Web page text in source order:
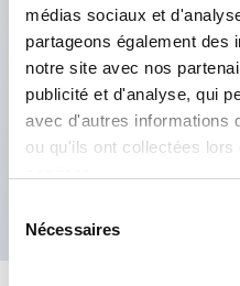
médias sociaux et
partageons également des
notre site avec nos
publicité et d'analyse, qui
avec d'autres informations
ou qu'ils ont collectées
Nécessaires
et de la fiabilité des
une structure de
Conception produit
d'affichage de
tension identifiable par
Type à contact double